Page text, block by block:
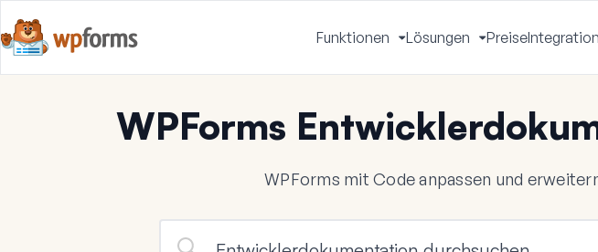
Funktionen
Menü
umschalten
Lösungen
Menü
umschalten
Preise
WPForms
WPForms mit Code anpassen und